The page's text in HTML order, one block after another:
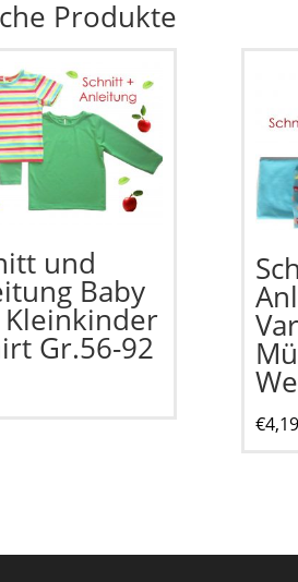
Produkte
und
Baby
Gr.56-92
€4,19